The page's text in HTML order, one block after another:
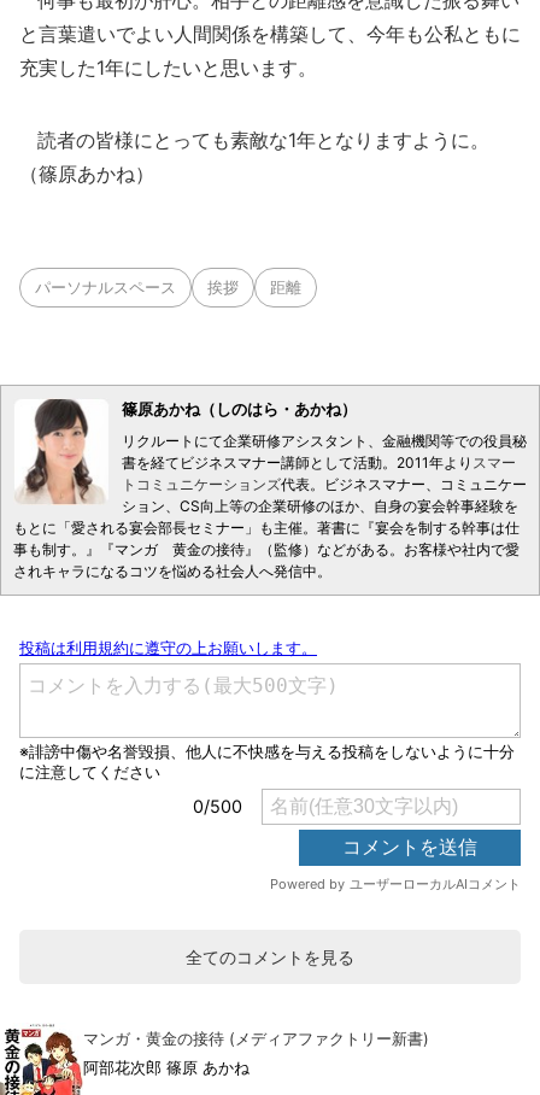
と言葉遣いでよい人間関係を構築して、今年も公私ともに
充実した1年にしたいと思います。
読者の皆様にとっても素敵な1年となりますように。
（篠原あかね）
パーソナルスペース 挨拶 距離
篠原あかね（しのはら・あかね）
リクルートにて企業研修アシスタント、金融機関等での役員秘
書を経てビジネスマナー講師として活動。2011年より スマー
トコミュニケーションズ代表。ビジネスマナー、コミュニケー
ション、CS向上等の企業研修のほか、自身の宴会幹事経験を
もとに「愛される宴会部長セミナー」も主催。著書に『宴会を制する幹事は仕
事も制す。』『マンガ 黄金の接待』（監修）などがある。お客様や社内で愛
されキャラになるコツを悩める社会人へ発信中。
全てのコメントを見る
マンガ・黄金の接待 (メディアファクトリー新書)
阿部花次郎 篠原 あかね